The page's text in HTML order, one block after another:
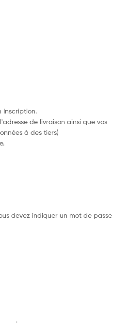
Inscription.
de livraison ainsi que vos
à des tiers)
devez indiquer un mot de passe